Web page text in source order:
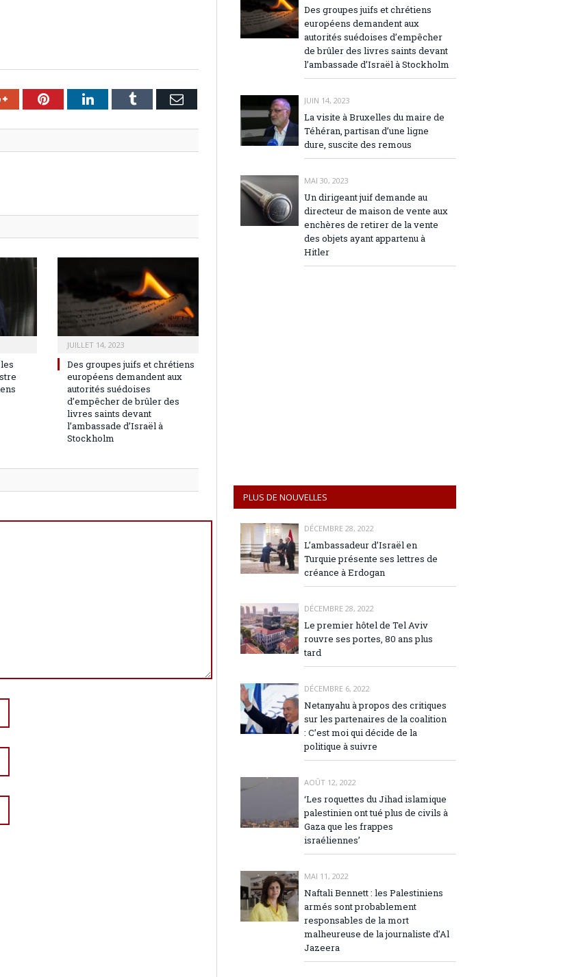
Google+PinterestLinkedInTumblr Email
JUILLET 14, 2023
Des groupes juifs et chrétiens
européens demandent aux
autorités suédoises
d’empêcher de brûler des
livres saints devant
l’ambassade d’Israël à
Stockholm
Des groupes juifs et chrétiens
européens demandent aux
autorités suédoises d’empêcher
de brûler des livres saints devant
l’ambassade d’Israël à Stockholm
JUIN 14, 2023
La visite à Bruxelles du maire de
Téhéran, partisan d’une ligne
dure, suscite des remous
MAI 30, 2023
Un dirigeant juif demande au
directeur de maison de vente aux
enchères de retirer de la vente
des objets ayant appartenu à
Hitler
PLUS DE NOUVELLES
DÉCEMBRE 28, 2022
L’ambassadeur d’Israël en
Turquie présente ses lettres de
créance à Erdogan
DÉCEMBRE 28, 2022
Le premier hôtel de Tel Aviv
rouvre ses portes, 80 ans plus
tard
DÉCEMBRE 6, 2022
Netanyahu à propos des critiques
sur les partenaires de la coalition
: C’est moi qui décide de la
politique à suivre
AOÛT 12, 2022
‘Les roquettes du Jihad islamique
palestinien ont tué plus de civils à
Gaza que les frappes
israéliennes’
MAI 11, 2022
Naftali Bennett : les Palestiniens
armés sont probablement
responsables de la mort
malheureuse de la journaliste d’Al
Jazeera